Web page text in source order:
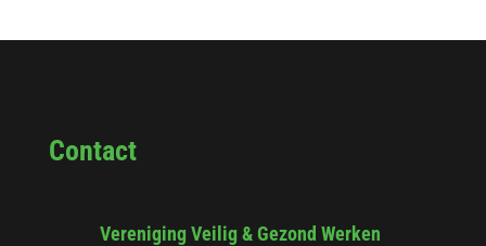
Contact
Vereniging Veilig & Gezond Werken